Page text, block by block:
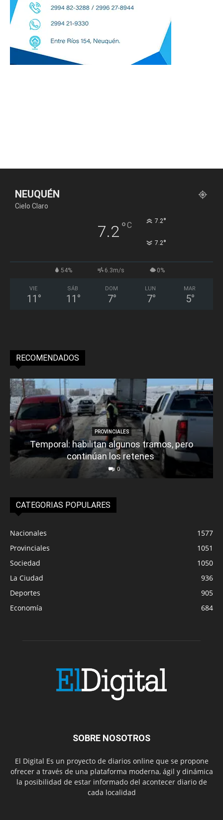
NEUQUÉN
Cielo Claro
7.2°C 7.2°
7.2°
54% 6.3m/s 0%
VIE
11 °
SÁB
11 °
DOM
7°
LUN
7°
MAR
5°
RECOMENDADOS
PROVINCIALES
Temporal: habilitan algunos tramos, pero
continúan los retenes
0
CATEGORIAS POPULARES
Nacionales
1577
Provinciales
1051
Sociedad
1050
La Ciudad
936
Deportes
905
Economía
684
SOBRE NOSOTROS
El Digital Es un proyecto de diarios online que se propone
ofrecer a través de una plataforma moderna, ágil y dinámica
la posibilidad de estar informado del acontecer diario de
cada localidad